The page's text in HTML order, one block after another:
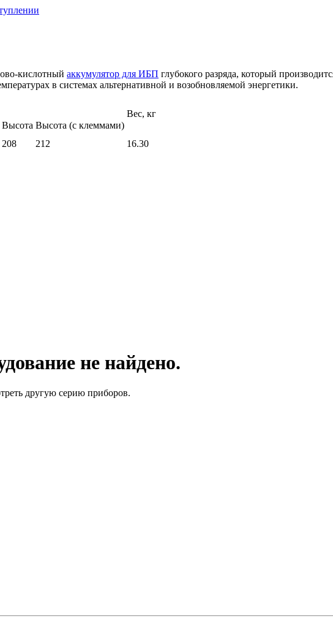
кислотный аккумулятор для ИБП глубокого разряда, который
в системах альтернативной и возобновляемой энергетики.
Вес, кг
Высота Высота (с клеммами)
208 212 16.30
не найдено.
другую серию приборов.